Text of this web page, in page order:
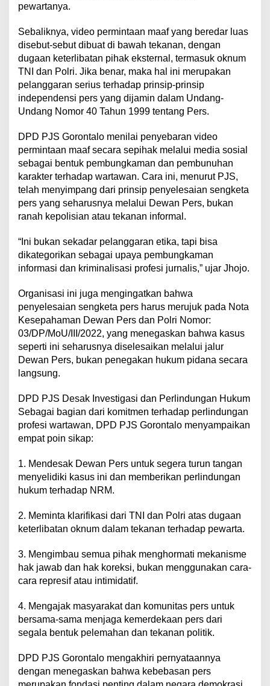
pewartanya.
Sebaliknya, video permintaan maaf yang beredar luas
disebut-sebut dibuat di bawah tekanan, dengan
dugaan keterlibatan pihak eksternal, termasuk oknum
TNI dan Polri. Jika benar, maka hal ini merupakan
pelanggaran serius terhadap prinsip-prinsip
independensi pers yang dijamin dalam Undang-
Undang Nomor 40 Tahun 1999 tentang Pers.
DPD PJS Gorontalo menilai penyebaran video
permintaan maaf secara sepihak melalui media sosial
sebagai bentuk pembungkaman dan pembunuhan
karakter terhadap wartawan. Cara ini, menurut PJS,
telah menyimpang dari prinsip penyelesaian sengketa
pers yang seharusnya melalui Dewan Pers, bukan
ranah kepolisian atau tekanan informal.
“Ini bukan sekadar pelanggaran etika, tapi bisa
dikategorikan sebagai upaya pembungkaman
informasi dan kriminalisasi profesi jurnalis,” ujar Jhojo.
Organisasi ini juga mengingatkan bahwa
penyelesaian sengketa pers harus merujuk pada Nota
Kesepahaman Dewan Pers dan Polri Nomor:
03/DP/MoU/III/2022, yang menegaskan bahwa kasus
seperti ini seharusnya diselesaikan melalui jalur
Dewan Pers, bukan penegakan hukum pidana secara
langsung.
DPD PJS Desak Investigasi dan Perlindungan Hukum
Sebagai bagian dari komitmen terhadap perlindungan
profesi wartawan, DPD PJS Gorontalo menyampaikan
empat poin sikap:
1. Mendesak Dewan Pers untuk segera turun tangan
menyelidiki kasus ini dan memberikan perlindungan
hukum terhadap NRM.
2. Meminta klarifikasi dari TNI dan Polri atas dugaan
keterlibatan oknum dalam tekanan terhadap pewarta.
3. Mengimbau semua pihak menghormati mekanisme
hak jawab dan hak koreksi, bukan menggunakan cara-
cara represif atau intimidatif.
4. Mengajak masyarakat dan komunitas pers untuk
bersama-sama menjaga kemerdekaan pers dari
segala bentuk pelemahan dan tekanan politik.
DPD PJS Gorontalo mengakhiri pernyataannya
dengan menegaskan bahwa kebebasan pers